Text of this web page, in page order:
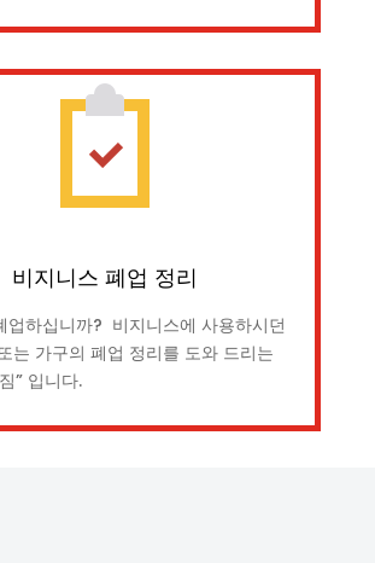
비지니스 폐업 정리
업하십니까? 비지니스에 사용하시던
는 가구의 폐업 정리를 도와 드리는
” 입니다.